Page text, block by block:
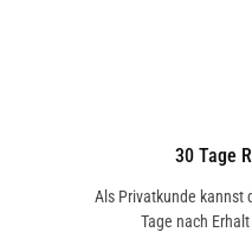
30 Tage
Als Privatkunde kannst
Tage nach